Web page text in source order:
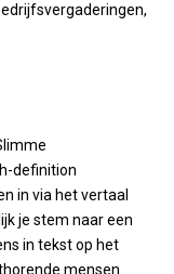
definition
in via het vertaal
je stem naar een
in tekst op het
mensen.